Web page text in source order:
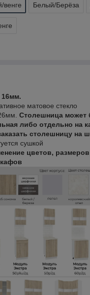
венге Белый/Берёза
матовое стекло
Столешница
либо отдельно на
столешницу на
сушкой
цветов, размеров